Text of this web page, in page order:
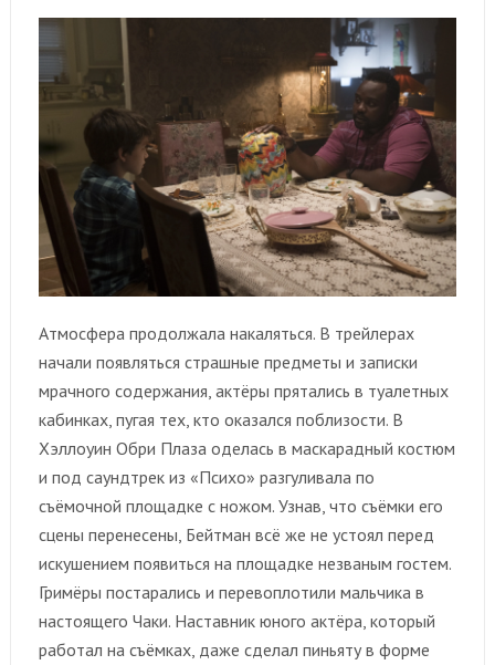
Атмосфера продолжала накаляться. В трейлерах
начали появляться страшные предметы и записки
мрачного содержания, актёры прятались в туалетных
кабинках, пугая тех, кто оказался поблизости. В
Хэллоуин Обри Плаза оделась в маскарадный костюм
и под саундтрек из «Психо» разгуливала по
съёмочной площадке с ножом. Узнав, что съёмки его
сцены перенесены, Бейтман всё же не устоял перед
искушением появиться на площадке незваным гостем.
Гримёры постарались и перевоплотили мальчика в
настоящего Чаки. Наставник юного актёра, который
работал на съёмках, даже сделал пиньяту в форме